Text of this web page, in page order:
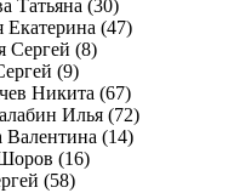
Татьяна (30)
Екатерина (47)
Сергей (8)
(9)
Никита (67)
Илья (72)
(14)
(16)
(58)